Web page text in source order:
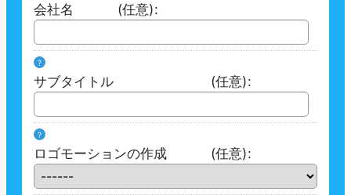
会社名 (任意):
?
サブタイトル (任意):
?
ロゴモーションの作成 (任意):